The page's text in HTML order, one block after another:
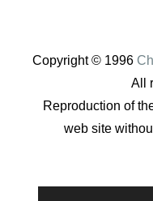
Copyright © 1996
All
Reproduction of
web site